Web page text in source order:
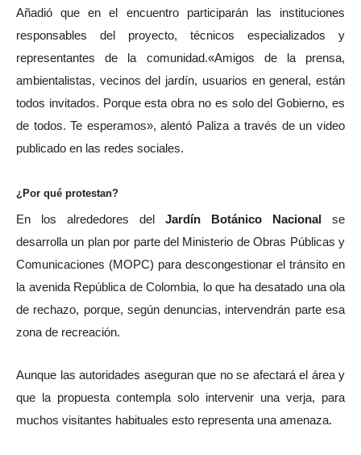
Añadió que en el encuentro participarán las instituciones
responsables del proyecto, técnicos especializados y
representantes de la comunidad.«Amigos de la prensa,
ambientalistas, vecinos del jardín, usuarios en general, están
todos invitados. Porque esta obra no es solo del Gobierno, es
de todos. Te esperamos», alentó Paliza a través de un video
publicado en las redes sociales.
¿Por qué protestan?
En los alrededores del Jardín Botánico Nacional se
desarrolla un plan por parte del Ministerio de Obras Públicas y
Comunicaciones (MOPC) para descongestionar el tránsito en
la avenida República de Colombia, lo que ha desatado una ola
de rechazo, porque, según denuncias, intervendrán parte esa
zona de recreación.
Aunque las autoridades aseguran que no se afectará el área y
que la propuesta contempla solo intervenir una verja, para
muchos visitantes habituales esto representa una amenaza.